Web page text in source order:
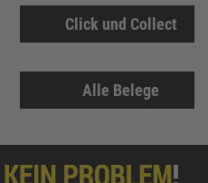
Click und Collect
Alle Belege